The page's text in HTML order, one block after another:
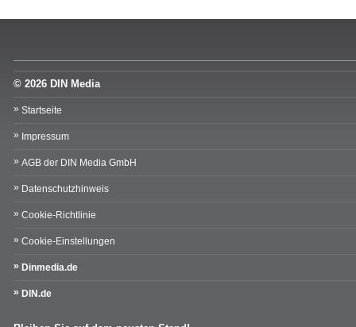
© 2026 DIN Media
Startseite
Impressum
AGB der DIN Media GmbH
Datenschutzhinweis
Cookie-Richtlinie
Cookie-Einstellungen
Dinmedia.de
DIN.de